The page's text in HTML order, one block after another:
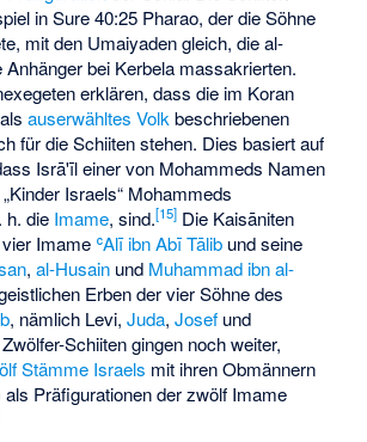
in Sure 40:25 Pharao, der die Söhne
mit den Umaiyaden gleich, die al-
Anhänger bei Kerbela massakrierten.
erklären, dass die im Koran
alsauserwähltes Volk beschriebenen
für die Schiiten stehen. Dies basiert auf
Isrā'īl einer von Mohammeds Namen
Israels“ Mohammeds
h. die Imame, sind.[15] Die Kaisāniten
Imame ʿAlī ibn Abī Tālib und seine
,al-Husain und Muhammad ibn al-
Erben der vier Söhne des
, nämlich Levi,Juda,Josef und
Schiiten gingen noch weiter,
Stämme Israels mit ihren Obmännern
als Präfigurationen der zwölf Imame